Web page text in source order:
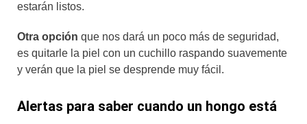
estarán listos.
Otra opción que nos dará un poco más de seguridad,
es quitarle la piel con un cuchillo raspando suavemente
y verán que la piel se desprende muy fácil.
Alertas para saber cuando un hongo está